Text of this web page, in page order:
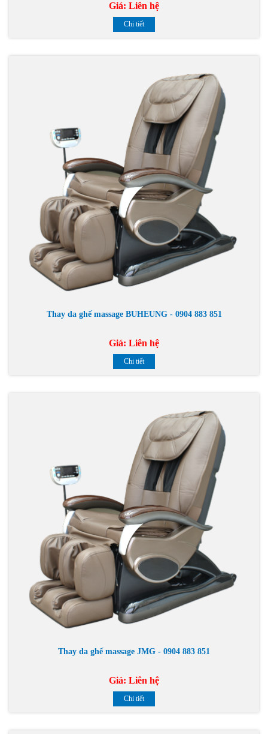
Giá: Liên hệ
Chi tiết
Thay da ghế massage BUHEUNG - 0904 883 851
Giá: Liên hệ
Chi tiết
Thay da ghế massage JMG - 0904 883 851
Giá: Liên hệ
Chi tiết